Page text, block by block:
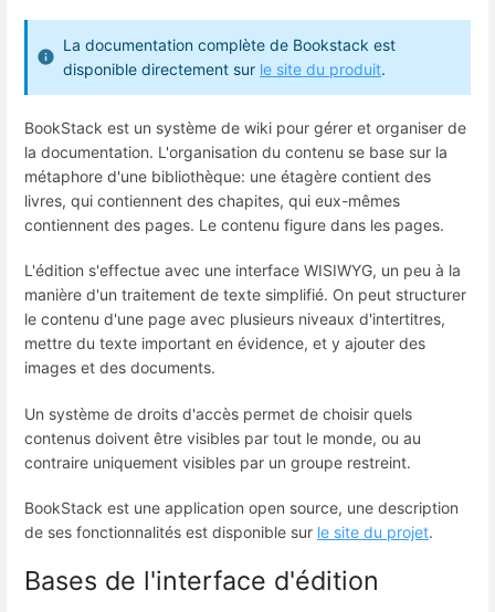
La documentation complète de Bookstack est
disponible directement sur le site du produit.
BookStack est un système de wiki pour gérer et organiser de
la documentation. L'organisation du contenu se base sur la
métaphore d'une bibliothèque: une étagère contient des
livres, qui contiennent des chapites, qui eux-mêmes
contiennent des pages. Le contenu figure dans les pages.
L'édition s'effectue avec une interface WISIWYG, un peu à la
manière d'un traitement de texte simplifié. On peut structurer
le contenu d'une page avec plusieurs niveaux d'intertitres,
mettre du texte important en évidence, et y ajouter des
images et des documents.
Un système de droits d'accès permet de choisir quels
contenus doivent être visibles par tout le monde, ou au
contraire uniquement visibles par un groupe restreint.
BookStack est une application open source, une description
de ses fonctionnalités est disponible sur le site du projet.
Bases de l'interface d'édition